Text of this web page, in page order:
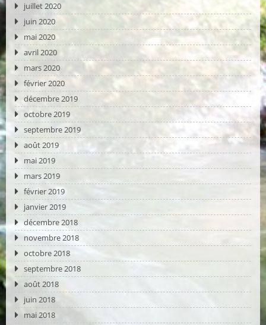
juillet 2020
juin 2020
mai 2020
avril 2020
mars 2020
février 2020
décembre 2019
octobre 2019
septembre 2019
août 2019
mai 2019
mars 2019
février 2019
janvier 2019
décembre 2018
novembre 2018
octobre 2018
septembre 2018
août 2018
juin 2018
mai 2018